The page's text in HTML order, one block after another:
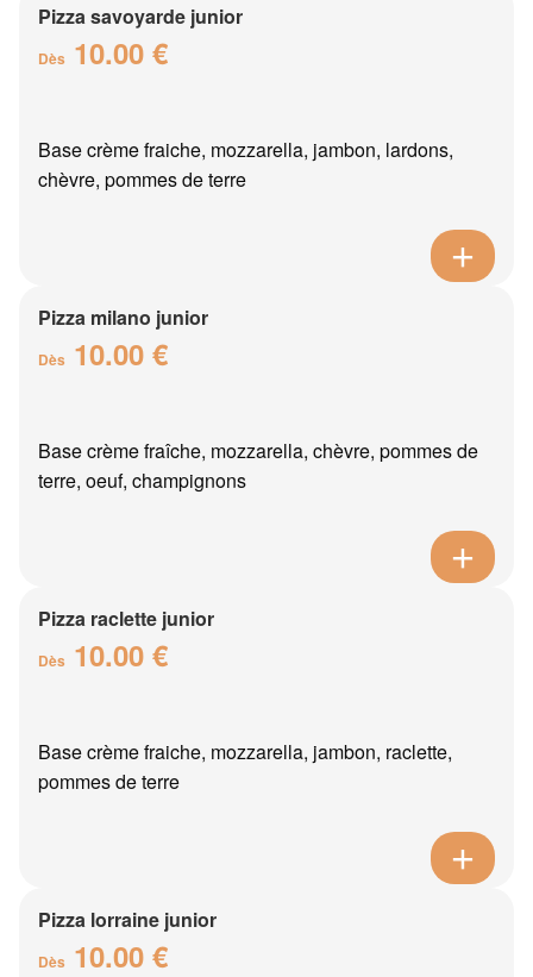
Pizza savoyarde junior
Dès 10.00 €
Base crème fraiche, mozzarella, jambon, lardons,
chèvre, pommes de terre
Pizza milano junior
Dès 10.00 €
Base crème fraîche, mozzarella, chèvre, pommes de
terre, oeuf, champignons
Pizza raclette junior
Dès 10.00 €
Base crème fraiche, mozzarella, jambon, raclette,
pommes de terre
Pizza lorraine junior
Dès 10.00 €